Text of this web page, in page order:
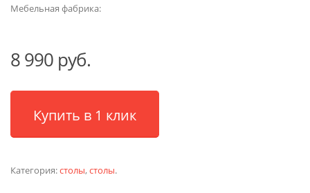
Мебельная фабрика:
8 990 руб.
Купить в 1 клик
Категория:столы,столы.